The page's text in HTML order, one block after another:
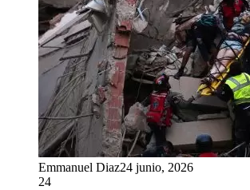
Emmanuel Diaz24 junio, 2026
24